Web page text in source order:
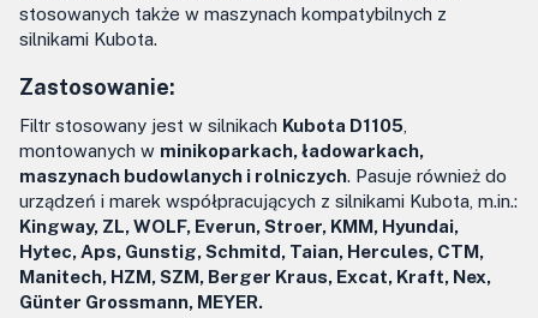
stosowanych także w maszynach kompatybilnych z
silnikami Kubota.
Zastosowanie:
Filtr stosowany jest w silnikach Kubota D1105
montowanych w minikoparkach, ładowarkach,
maszynach budowlanych i rolniczych. Pasuje również do
urządzeń i marek współpracujących z silnikami Kubota, m.in.:
Kingway, ZL, WOLF, Everun, Stroer, KMM, Hyundai,
Hytec, Aps, Gunstig, Schmitd, Taian, Hercules, CTM,
Manitech, HZM, SZM, Berger Kraus, Excat, Kraft, Nex,
Günter Grossmann, MEYER.